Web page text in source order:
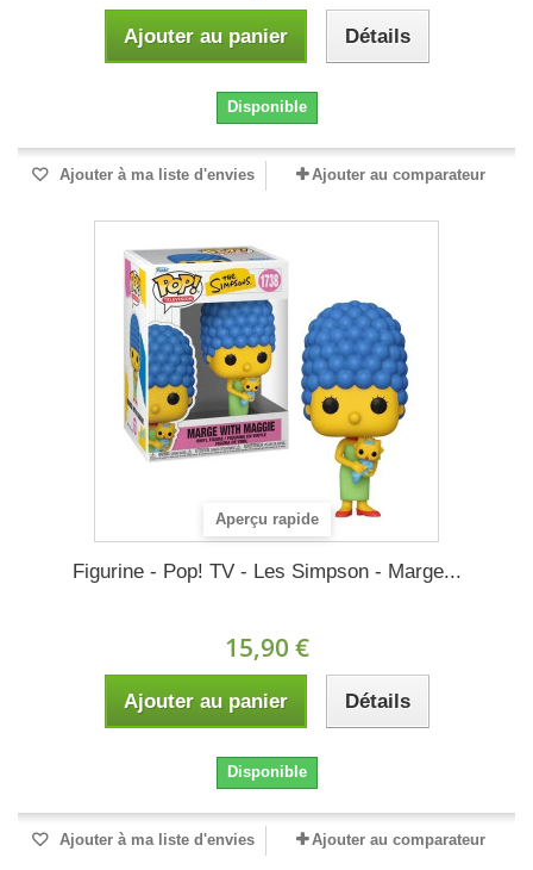
Ajouter au panier Détails
Disponible
Ajouter à ma liste d'envies Ajouter au comparateur
Aperçu rapide
Figurine - Pop! TV - Les Simpson - Marge...
15,90 €
Ajouter au panier Détails
Disponible
Ajouter à ma liste d'envies Ajouter au comparateur